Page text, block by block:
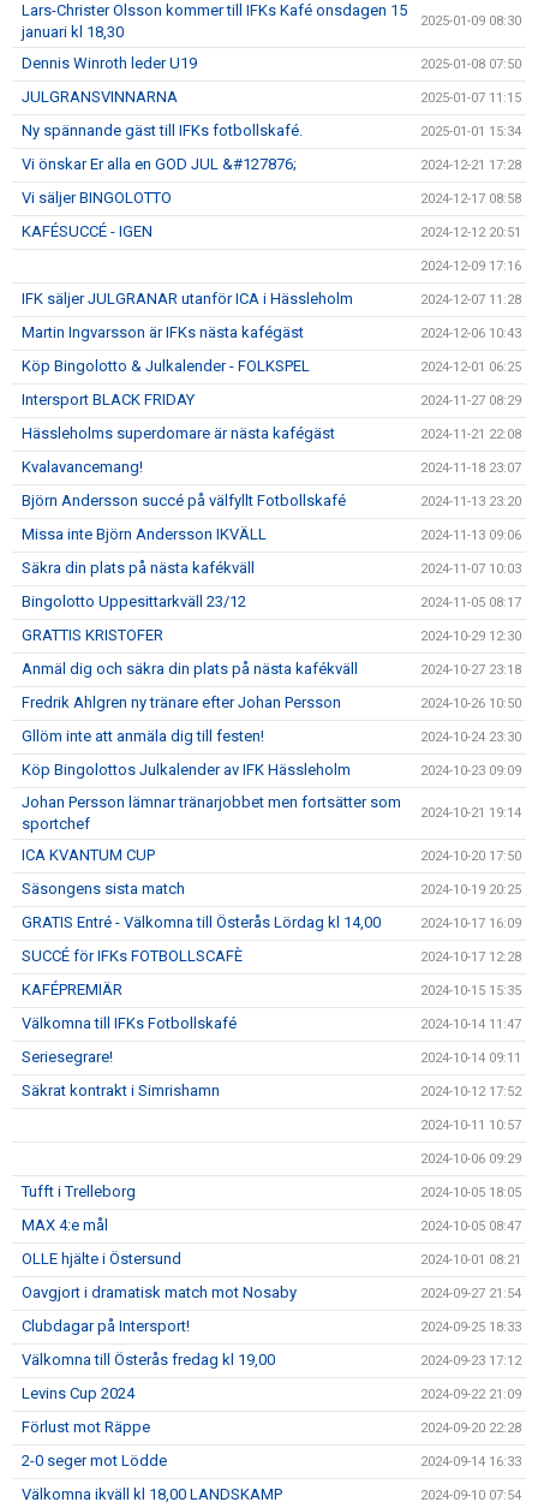
Lars-Christer Olsson kommer till IFKs Kafé onsdagen 15
januari kl 18,30
2025-01-09 08:30
Dennis Winroth leder U19 2025-01-08 07:50
JULGRANSVINNARNA 2025-01-07 11:15
Ny spännande gäst till IFKs fotbollskafé. 2025-01-01 15:34
Vi önskar Er alla en GOD JUL &#127876; 2024-12-21 17:28
Vi säljer BINGOLOTTO 2024-12-17 08:58
KAFÉSUCCÉ - IGEN 2024-12-12 20:51
2024-12-09 17:16
IFK säljer JULGRANAR utanför ICA i Hässleholm 2024-12-07 11:28
Martin Ingvarsson är IFKs nästa kafégäst 2024-12-06 10:43
Köp Bingolotto & Julkalender - FOLKSPEL 2024-12-01 06:25
Intersport BLACK FRIDAY 2024-11-27 08:29
Hässleholms superdomare är nästa kafégäst 2024-11-21 22:08
Kvalavancemang! 2024-11-18 23:07
Björn Andersson succé på välfyllt Fotbollskafé 2024-11-13 23:20
Missa inte Björn Andersson IKVÄLL 2024-11-13 09:06
Säkra din plats på nästa kafékväll 2024-11-07 10:03
Bingolotto Uppesittarkväll 23/12 2024-11-05 08:17
GRATTIS KRISTOFER 2024-10-29 12:30
Anmäl dig och säkra din plats på nästa kafékväll 2024-10-27 23:18
Fredrik Ahlgren ny tränare efter Johan Persson 2024-10-26 10:50
Gllöm inte att anmäla dig till festen! 2024-10-24 23:30
Köp Bingolottos Julkalender av IFK Hässleholm 2024-10-23 09:09
Johan Persson lämnar tränarjobbet men fortsätter som
sportchef
2024-10-21 19:14
ICA KVANTUM CUP 2024-10-20 17:50
Säsongens sista match 2024-10-19 20:25
GRATIS Entré - Välkomna till Österås Lördag kl 14,00 2024-10-17 16:09
SUCCÉ för IFKs FOTBOLLSCAFÈ 2024-10-17 12:28
KAFÉPREMIÄR 2024-10-15 15:35
Välkomna till IFKs Fotbollskafé 2024-10-14 11:47
Seriesegrare! 2024-10-14 09:11
Säkrat kontrakt i Simrishamn 2024-10-12 17:52
2024-10-11 10:57
2024-10-06 09:29
Tufft i Trelleborg 2024-10-05 18:05
MAX 4:e mål 2024-10-05 08:47
OLLE hjälte i Östersund 2024-10-01 08:21
Oavgjort i dramatisk match mot Nosaby 2024-09-27 21:54
Clubdagar på Intersport! 2024-09-25 18:33
Välkomna till Österås fredag kl 19,00 2024-09-23 17:12
Levins Cup 2024 2024-09-22 21:09
Förlust mot Räppe 2024-09-20 22:28
2-0 seger mot Lödde 2024-09-14 16:33
Välkomna ikväll kl 18,00 LANDSKAMP 2024-09-10 07:54